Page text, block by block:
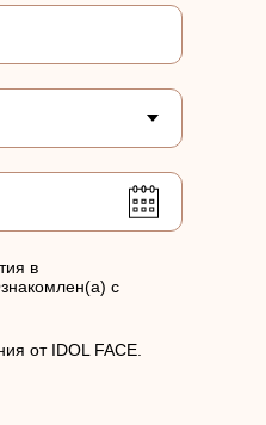
в
с
от IDOL FACE.